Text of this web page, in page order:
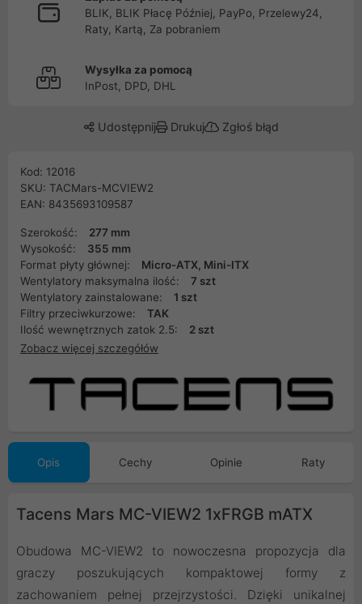
BLIK, BLIK Płacę Później, PayPo, Przelewy24,
Raty, Kartą, Za pobraniem
Wysyłka za pomocą
InPost, DPD, DHL
Udostępnij Drukuj Zgłoś błąd
Kod: 12016
SKU: TACMars-MCVIEW2
EAN: 8435693109587
Szerokość:
277 mm
Wysokość:
355 mm
Format płyty głównej:
Micro-ATX, Mini-ITX
Wentylatory maksymalna ilość:
7 szt
Wentylatory zainstalowane:
1 szt
Filtry przeciwkurzowe:
TAK
Ilość wewnętrznych zatok 2.5:
2 szt
Zobacz więcej szczegółów
Opis Cechy Opinie Raty
Tacens Mars MC-VIEW2 1xFRGB mATX
Obudowa MC-VIEW2 to nowoczesna propozycja dla
graczy poszukujących kompaktowej formy z
zachowaniem pełnej przejrzystości. Dzięki unikalnej